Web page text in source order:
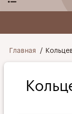
menu
Строка
Главная